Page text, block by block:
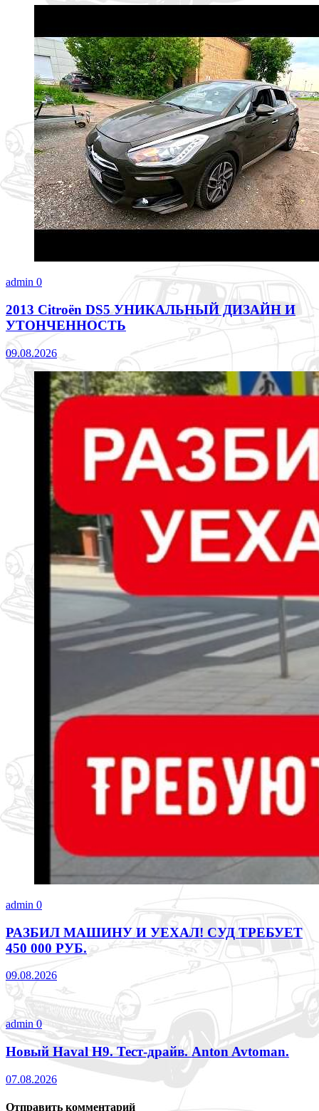
admin 0
2013 Citroën DS5 УНИКАЛЬНЫЙ ДИЗАЙН И
УТОНЧЕННОСТЬ
09.08.2026
admin 0
РАЗБИЛ МАШИНУ И УЕХАЛ! СУД ТРЕБУЕТ
450 000 РУБ.
09.08.2026
admin0
Новый Haval H9. Тест-драйв. Anton Avtoman.
07.08.2026
Отправить комментарий